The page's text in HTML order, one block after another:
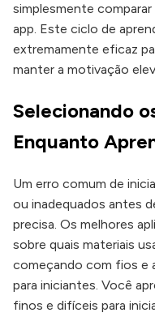
simplesmente
app. Este ciclo de
extremamente eficaz
manter a motivação
Selecionando
Enquanto
Um erro comum de
ou inadequados antes
precisa. Os melhores
sobre quais materiais
começando com fios e
para iniciantes. Você
finos e difíceis para